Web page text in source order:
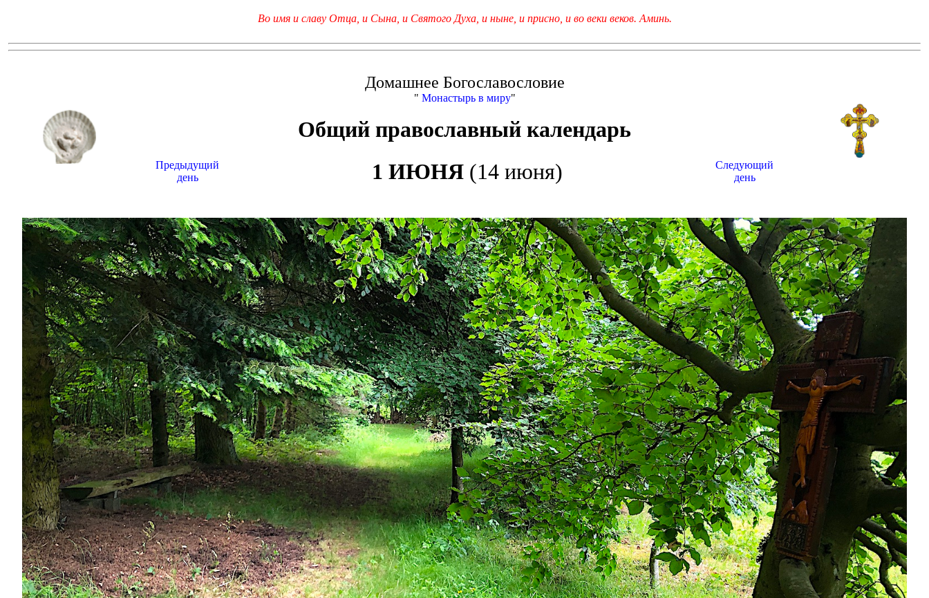
Во имя и славу Отца, и Сына, и Святого Духа, и ныне, и присно, и во веки веков. Аминь.
Домашнее Богославословие
" Монастырь в миру"
Общий православный календарь
Предыдущий
день
1 ИЮНЯ (14 июня)
Следующий
день